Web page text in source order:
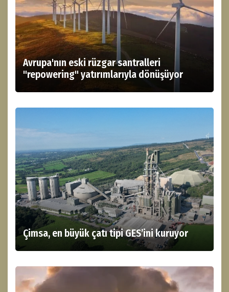
Avrupa'nın eski rüzgar santralleri
"repowering" yatırımlarıyla dönüşüyor
Çimsa, en büyük çatı tipi GES’ini kuruyor